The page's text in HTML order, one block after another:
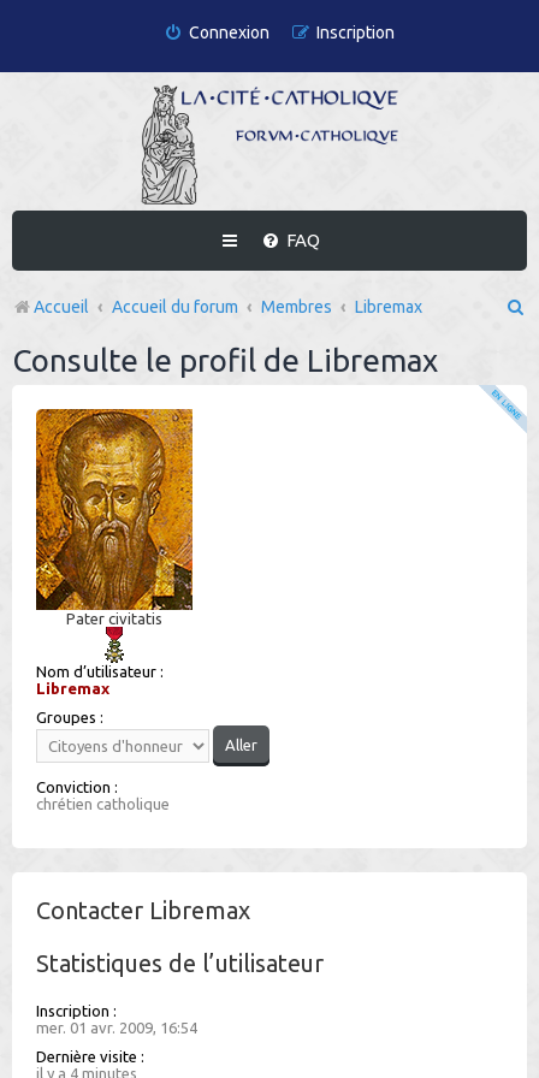
Connexion Inscription
FAQ
Accueil Accueil du forum Membres Libremax
h
Consulte le profil de Libremax
Pater civitatis
Nom d’utilisateur :
Libremax
Groupes :
Conviction :
chrétien catholique
Contacter Libremax
Statistiques de l’utilisateur
Inscription :
mer. 01 avr. 2009, 16:54
Dernière visite :
il y a 4 minutes